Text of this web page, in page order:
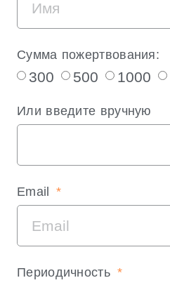
Сумма пожертвования:
300 500 1000
Или введите вручную
Email
Периодичность